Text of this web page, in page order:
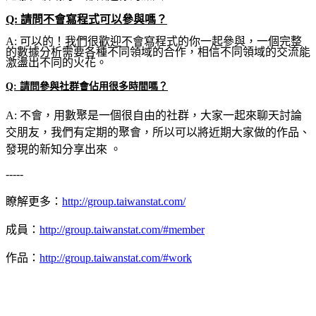
Q: 請問不會寫程式可以參與嗎？
A: 可以的！我們很歡迎不會寫程式的你一起參與，一個完整
的數據分析需要各種不同領域的合作，相信不同領域的交流能
激盪出不同的火花。
Q: 請問參與社群會佔用很多時間嗎？
A: 不會，用數聚是一個很自由的社群，大家一起來聊天討論
交朋友，我們有定期的聚會，所以可以將近期大家做的作品、
發現的新知分享出來 。
-----
瞭解更多： http://group.taiwanstat.com/
成員： http://group.taiwanstat.com/#member
作品： http://group.taiwanstat.com/#work